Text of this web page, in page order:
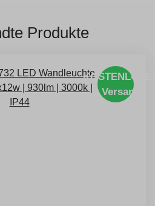
Produkte
Versand